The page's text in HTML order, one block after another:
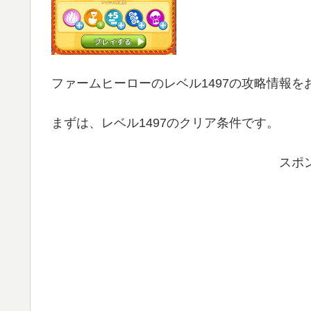
ファームヒーローのレベル1497の攻略情報を
まずは、レベル1497のクリア条件です。
スポ